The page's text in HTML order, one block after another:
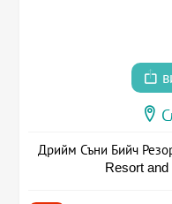
Дрийм Съни Бийч
Resort and